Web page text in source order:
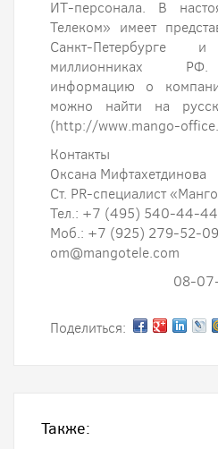
ИТ-персонала. В
Телеком» имеет
Санкт-
миллионниках РФ.
информацию о
можно найти на
(http://www.mango-
Контакты
Оксана Мифтахетдинова
Ст. PR-специалист
Тел.: +7 (495) 540-44-
Моб.: +7 (925) 279-52-09
om@mangotele.com
08-
Поделиться:
Также: